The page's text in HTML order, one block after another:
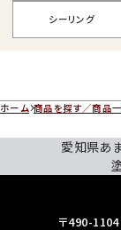
ホーム 商品を探す／商品
シーリング
愛知県あ
〒490-